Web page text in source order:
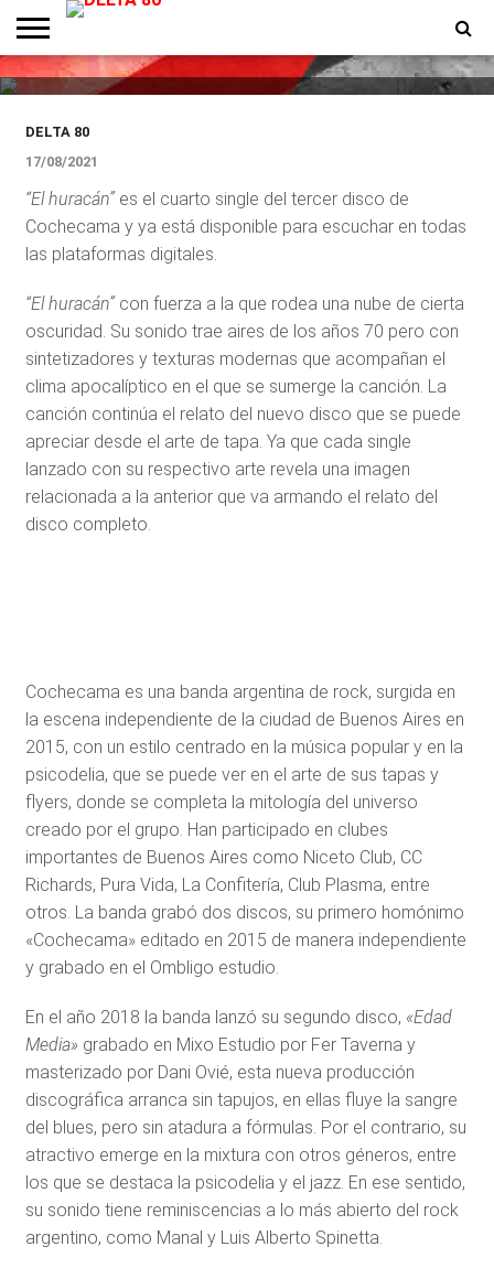
ENTREVISTAS
PREMIOS
PRODUCCIONES
PROGRAMACION
CONTACTO
HOMEPAGE
Cochecama presenta “El
huracán”, su nuevo single
DELTA 80
17/08/2021
“El huracán”es el cuarto single del tercer disco de
Cochecama y ya está disponible para escuchar en todas
las plataformas digitales.
“El huracán”con fuerza a la que rodea una nube de cierta
oscuridad. Su sonido trae aires de los años 70 pero con
sintetizadores y texturas modernas que acompañan el
clima apocalíptico en el que se sumerge la canción. La
canción continúa el relato del nuevo disco que se puede
apreciar desde el arte de tapa. Ya que cada single
lanzado con su respectivo arte revela una imagen
relacionada a la anterior que va armando el relato del
disco completo.
Cochecama es una banda argentina de rock, surgida en
la escena independiente de la ciudad de Buenos Aires en
2015, con un estilo centrado en la música popular y en la
psicodelia, que se puede ver en el arte de sus tapas y
flyers, donde se completa la mitología del universo
creado por el grupo. Han participado en clubes
importantes de Buenos Aires como Niceto Club, CC
Richards, Pura Vida, La Confitería, Club Plasma, entre
otros. La banda grabó dos discos, su primero homónimo
«Cochecama» editado en 2015 de manera independiente
y grabado en el Ombligo estudio.
En el año 2018 la banda lanzó su segundo disco, «Edad
Media»grabado en Mixo Estudio por Fer Taverna y
masterizado por Dani Ovié, esta nueva producción
discográfica arranca sin tapujos, en ellas fluye la sangre
del blues, pero sin atadura a fórmulas. Por el contrario, su
atractivo emerge en la mixtura con otros géneros, entre
los que se destaca la psicodelia y el jazz. En ese sentido,
su sonido tiene reminiscencias a lo más abierto del rock
argentino, como Manal y Luis Alberto Spinetta.